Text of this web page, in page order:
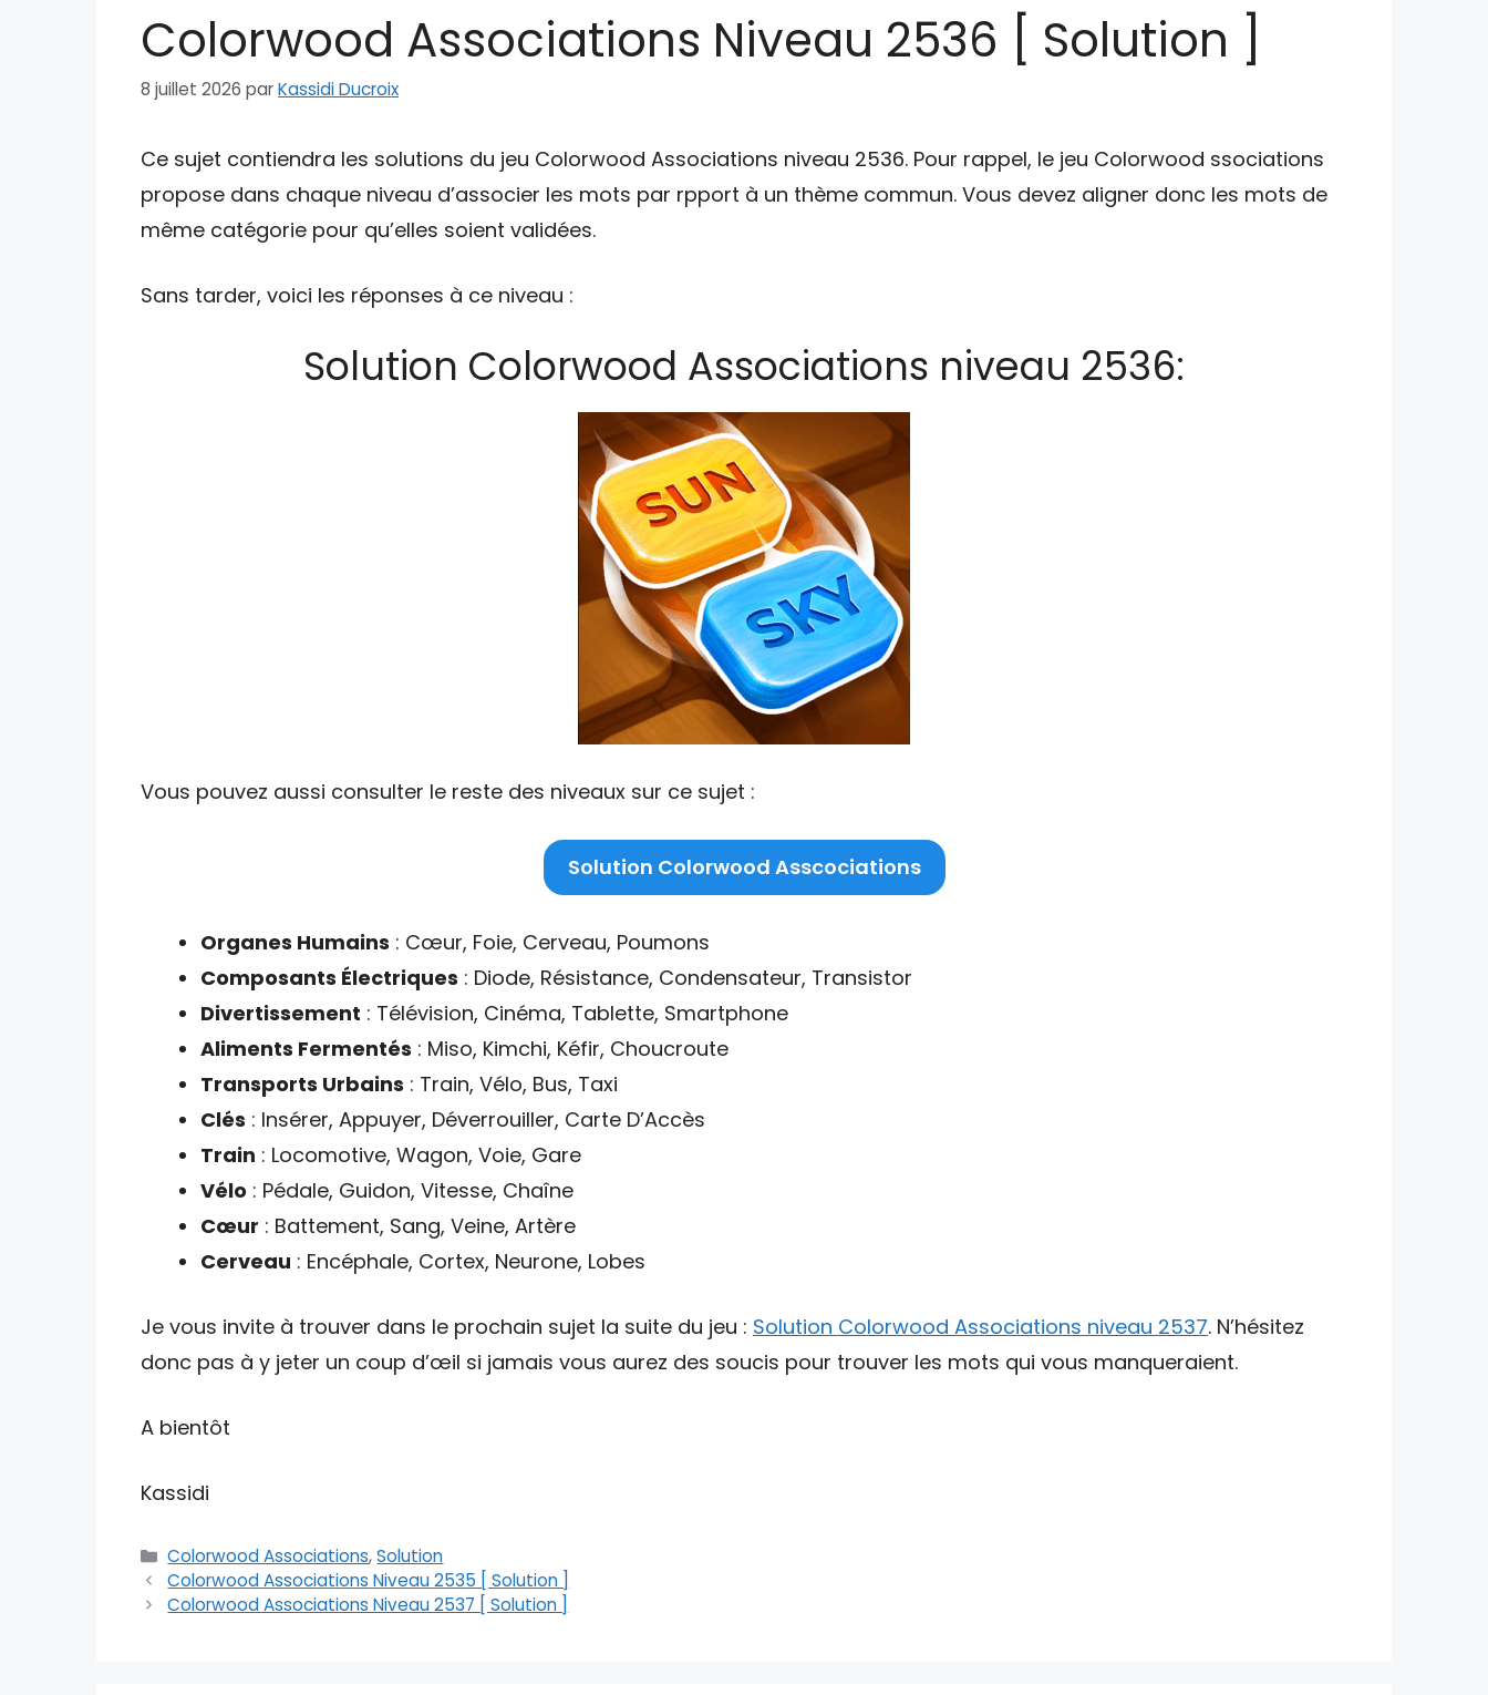
Colorwood Associations Niveau 2536 [ Solution ]
8 juillet 2026 parKassidi Ducroix
Ce sujet contiendra les solutions du jeu Colorwood Associations niveau 2536. Pour rappel, le jeu Colorwood ssociations
propose dans chaque niveau d’associer les mots par rpport à un thème commun. Vous devez aligner donc les mots de
même catégorie pour qu’elles soient validées.
Sans tarder, voici les réponses à ce niveau :
Solution Colorwood Associations niveau 2536:
Vous pouvez aussi consulter le reste des niveaux sur ce sujet :
Solution Colorwood Asscociations
Organes Humains : Cœur, Foie, Cerveau, Poumons
Composants Électriques : Diode, Résistance, Condensateur, Transistor
Divertissement : Télévision, Cinéma, Tablette, Smartphone
Aliments Fermentés : Miso, Kimchi, Kéfir, Choucroute
Transports Urbains : Train, Vélo, Bus, Taxi
Clés : Insérer, Appuyer, Déverrouiller, Carte D’Accès
Train : Locomotive, Wagon, Voie, Gare
Vélo : Pédale, Guidon, Vitesse, Chaîne
Cœur : Battement, Sang, Veine, Artère
Cerveau : Encéphale, Cortex, Neurone, Lobes
Je vous invite à trouver dans le prochain sujet la suite du jeu : Solution Colorwood Associations niveau 2537. N’hésitez
donc pas à y jeter un coup d’œil si jamais vous aurez des soucis pour trouver les mots qui vous manqueraient.
A bientôt
Kassidi
Catégories
Colorwood Associations,Solution
Colorwood Associations Niveau 2535 [ Solution ]
Colorwood Associations Niveau 2537 [ Solution ]